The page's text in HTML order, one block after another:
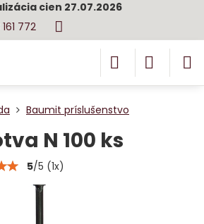
cien 27.07.2026
772
Baumit príslušenstvo
N 100 ks
5/5 (1x)